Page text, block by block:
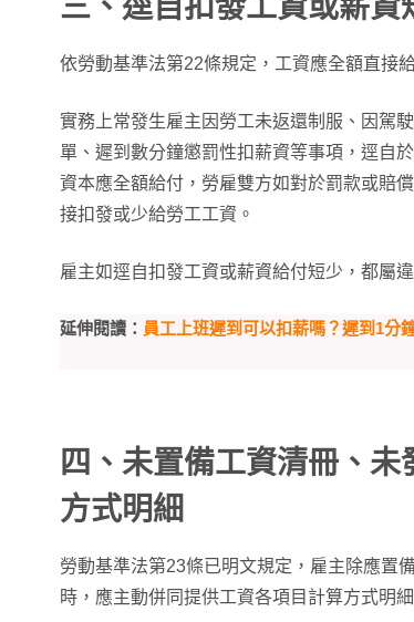
三、逕自扣發工資或薪資
依勞動基準法第22條規定，工資應全額直接
實務上常發生雇主因勞工未返還制服、因駕
單、遲到數分鐘懲罰性扣薪資等事項，逕自
資本應全額給付，勞雇雙方如對於罰款或賠
接扣發或少給勞工工資。
雇主如逕自扣發工資或薪資給付短少，都屬
延伸閱讀： 員工上班遲到可以扣薪嗎？遲到1分
四、未置備工資清冊、
方式明細
勞動基準法第23條已明文規定，雇主除應置
時，應主動併同提供工資各項目計算方式明